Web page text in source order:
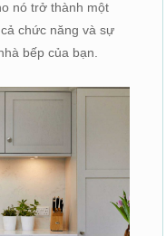
nó trở thành một
chức năng và sự
bếp của bạn.